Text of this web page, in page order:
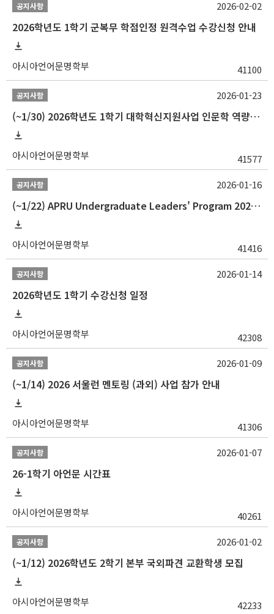
공지사항
2026학년도 1학기 군복무 학점인정 원격수업 수강신청 안내
아시아언어문명학부 41100
2026-02-02
공지사항
(~1/30) 2026학년도 1학기 대학혁신지원사업 인문학 역량강화 학업지원금 지원 선발 안내(학·석·박사)
아시아언어문명학부 41577
2026-01-23
공지사항
(~1/22) APRU Undergraduate Leaders' Program 2026 프로그램 참가자 모집
아시아언어문명학부 41416
2026-01-16
공지사항
2026학년도 1학기 수강신청 일정
아시아언어문명학부 42308
2026-01-14
공지사항
(~1/14) 2026 서울런 멘토링 (과외) 사업 참가 안내
아시아언어문명학부 41306
2026-01-09
공지사항
26-1학기 아언문 시간표
아시아언어문명학부 40261
2026-01-07
공지사항
(~1/12) 2026학년도 2학기 본부 국외파견 교환학생 모집
아시아언어문명학부 42233
2026-01-02